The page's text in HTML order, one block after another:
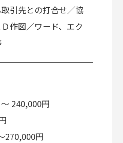
引先との打合せ／協
作図／ワード、エク
240,000円
270,000円